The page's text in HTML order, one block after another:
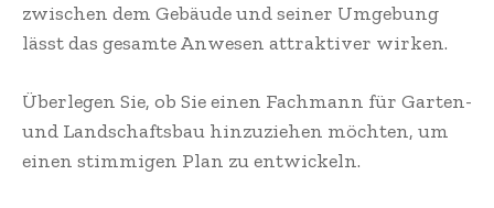
zwischen dem Gebäude und seiner Umgebung
lässt das gesamte Anwesen attraktiver wirken.
Überlegen Sie, ob Sie einen Fachmann für Garten-
und Landschaftsbau hinzuziehen möchten, um
einen stimmigen Plan zu entwickeln.